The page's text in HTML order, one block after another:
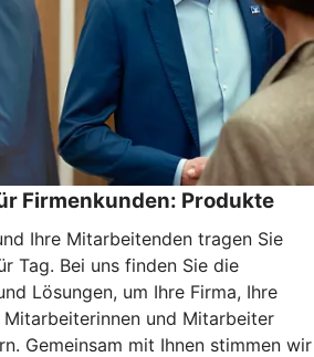
Firmenkunden: Produkte
Ihre Mitarbeitenden tragen Sie
Tag. Bei uns finden Sie die
Lösungen, um Ihre Firma, Ihre
und Mitarbeiter
Gemeinsam mit Ihnen stimmen wir